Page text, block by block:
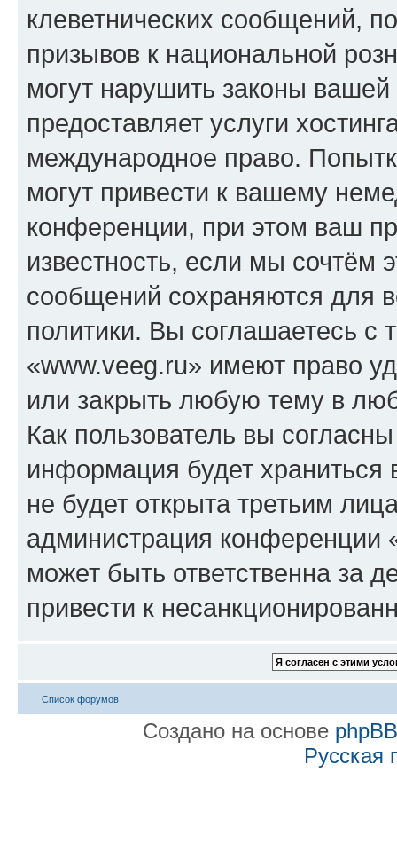
клеветнических сообщений,
призывов к национальной
могут нарушить законы
предоставляет услуги
международное право.
могут привести к вашему
конференции, при этом ваш
известность, если мы сочтём
сообщений сохраняются для
политики. Вы соглашаетесь
«www.veeg.ru» имеют право
или закрыть любую тему в
Как пользователь вы
информация будет
не будет открыта третьим
администрация конференции
может быть ответственна за
привести к
Список форумов
Создано на основе phpBB
Русская